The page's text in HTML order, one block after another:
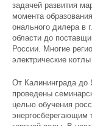
задачей развития
момента
онального дилера в
области до
России. Многие
электрические
От Калининграда до
проведены
целью обучения
энергосберегающим